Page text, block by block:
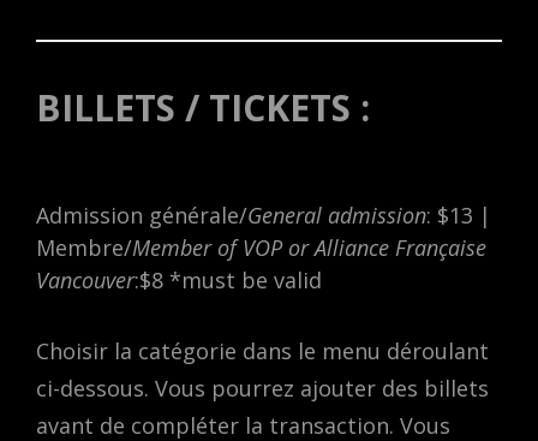
BILLETS / TICKETS :
Admission générale/General admission: $13 |
Membre/Member of VOP or Alliance Française
Vancouver:$8 *must be valid
Choisir la catégorie dans le menu déroulant
ci-dessous. Vous pourrez ajouter des billets
avant de compléter la transaction. Vous